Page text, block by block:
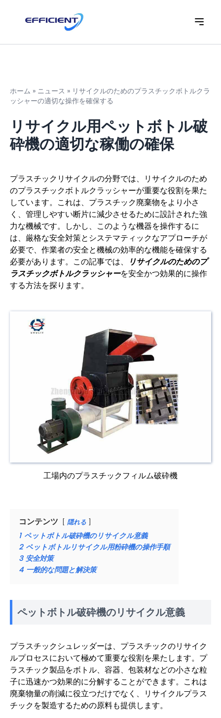
ホーム » ニュース » リサイクルのためのプラスチックボトルクラ
ッシャーの適切な操作を確保する
リサイクル用ペットボトル破
砕機の適切な稼働の確保
プラスチックリサイクルの分野では、リサイクルのため
のプラスチックボトルクラッシャーが重要な役割を果た
しています。これは、プラスチック廃棄物をより小さ
く、管理しやすい断片に減少させるために設計された強
力な機械です。しかし、このような機器を操作するに
は、厳格な安全対策とシステマティックなアプローチが
必要で、作業者の安全と機械の効率的な機能を確保する
必要があります。この記事では、
リサイクルのためのプ
ラスチックボトルクラッシャーを安全かつ効果的に操作
する方法を探ります。
工場内のプラスチックフィルム破砕機
コンテンツ 隠れる
1 ペットボトル破砕機のリサイクル意義
2 ペットボトルリサイクル用粉砕機の操作手順
3 安全対策
4 一般的な問題と解決策
ペットボトル破砕機のリサイクル意義
プラスチックシュレッダーは、プラスチックのリサイク
ルプロセスにおいて極めて重要な役割を果たします。プ
ラスチック製品をボトル、容器、包装材などの小さな粒
子に迅速かつ効果的に分解することができます。これは
廃棄物量の削減に役立つだけでなく、リサイクルプラス
チックを製造するための原料も提供します。